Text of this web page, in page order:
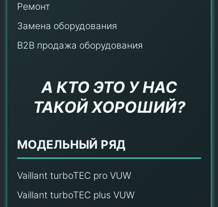
Ремонт
Замена оборудования
B2B продажа оборудования
А КТО ЭТО У НАС
ТАКОЙ ХОРОШИЙ?
МОДЕЛЬНЫЙ РЯД
Vaillant turboTEC pro VUW
Vaillant turboTEC plus VUW